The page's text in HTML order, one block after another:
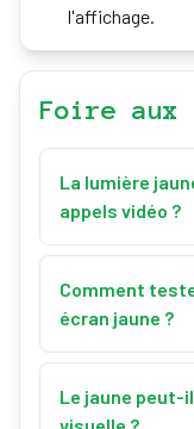
l'affichage.
Foire aux
La lumière
appels vidéo ?
Oui ! La lumière
carnations et
est moins
Comment
écran jaune ?
Passez en
recherche de
ou d'une couleur
Le jaune peut-